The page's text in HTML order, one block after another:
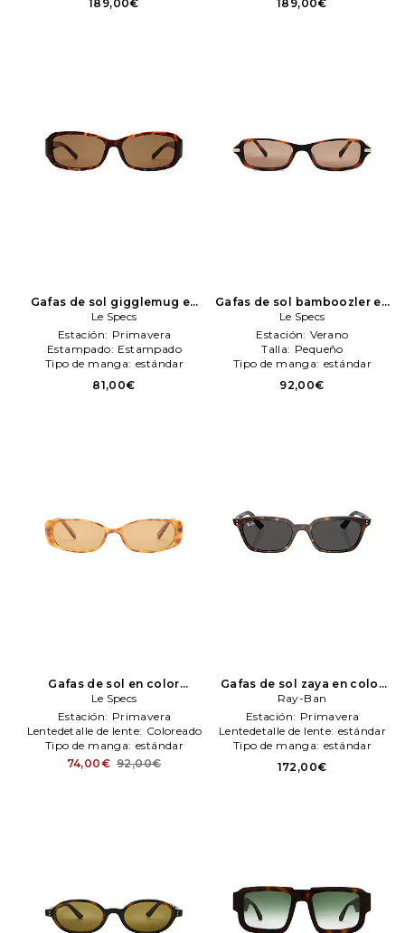
189,00€ 189,00€
Gafas de sol gigglemug en
color marrón Le Specs
Le Specs
Estación: Primavera
Estampado: Estampado
Tipo de manga: estándar
81,00€
Gafas de sol bamboozler en
color marrón Le Specs
Le Specs
Estación: Verano
Talla: Pequeño
Tipo de manga: estándar
92,00€
Gafas de sol en color
N/Aranja Le Specs
Le Specs
Estación: Primavera
Lentedetalle de lente: Coloreado
Tipo de manga: estándar
74,00€ 92,00€
Gafas de sol zaya en color
marrón Ray-Ban
Ray-Ban
Estación: Primavera
Lentedetalle de lente: estándar
Tipo de manga: estándar
172,00€